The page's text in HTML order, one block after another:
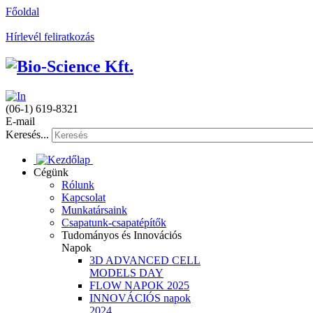
Főoldal
Hírlevél feliratkozás
(06-1) 619-8321
E-mail
Keresés...
Cégünk
Rólunk
Kapcsolat
Munkatársaink
Csapatunk-csapatépítők
Tudományos és Innovációs
Napok
3D ADVANCED CELL
MODELS DAY
FLOW NAPOK 2025
INNOVÁCIÓS napok
2024